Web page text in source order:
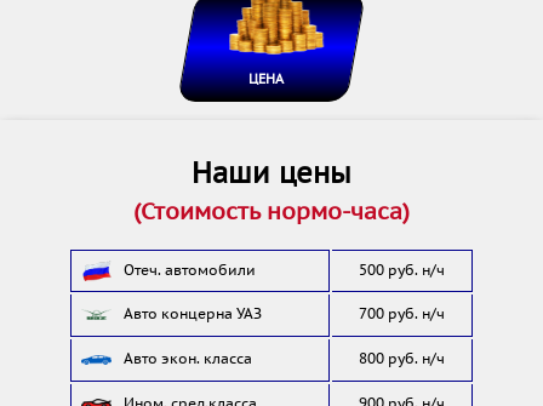
ЦЕНА
Наши цены
(Стоимость нормо-часа)
Отеч. автомобили 500 руб. н/ч
Авто концерна УАЗ 700 руб. н/ч
Авто экон. класса 800 руб. н/ч